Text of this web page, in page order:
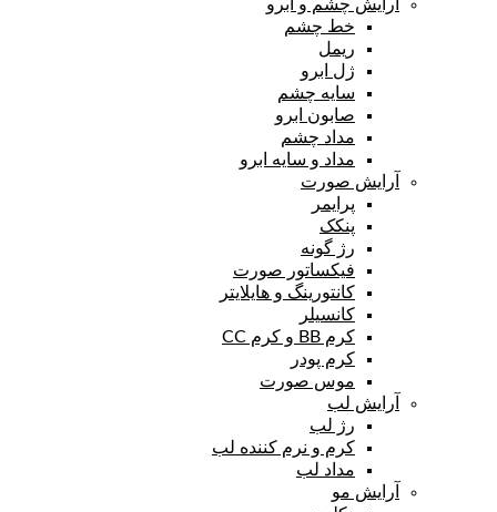
آرایش چشم و ابرو
خط چشم
ریمل
ژل ابرو
سایه چشم
صابون ابرو
مداد چشم
مداد و سایه ابرو
آرایش صورت
پرایمر
پنکک
رژ گونه
فیکساتور صورت
کانتورینگ و هایلایتر
کانسیلر
کرم BB و کرم CC
کرم پودر
موس صورت
آرایش لب
رژ لب
کرم و نرم کننده لب
مداد لب
آرایش مو